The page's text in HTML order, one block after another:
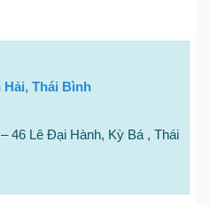
Hải, Thái Bình
46 Lê Đại Hành, Kỳ Bá , Thái